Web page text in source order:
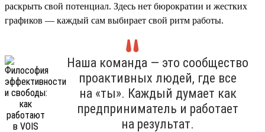
раскрыть свой потенциал. Здесь нет бюрократии и жестких
графиков — каждый сам выбирает свой ритм работы.
Наша команда — это сообщество
проактивных людей, где все
на «ты». Каждый думает как
предприниматель и работает
на результат.